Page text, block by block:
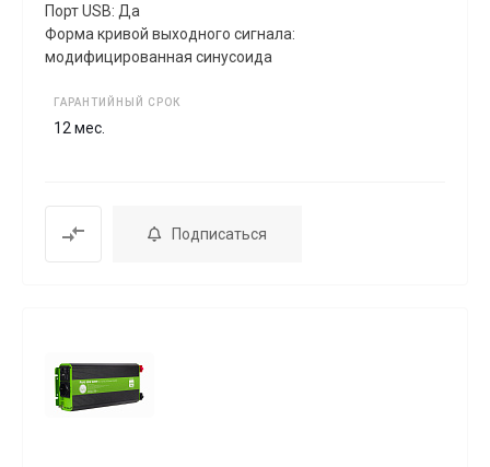
Порт USB: Да
Форма кривой выходного сигнала:
модифицированная синусоида
ГАРАНТИЙНЫЙ СРОК
12 мес.
Подписаться